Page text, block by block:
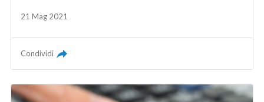
21 Mag 2021
Condividi